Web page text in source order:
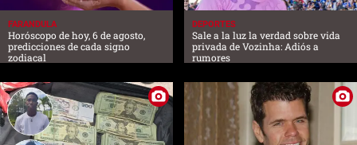
FARANDULA
Horóscopo de hoy, 6 de agosto,
predicciones de cada signo
zodiacal
DEPORTES
Sale a la luz la verdad sobre vida
privada de Vozinha: Adiós a
rumores